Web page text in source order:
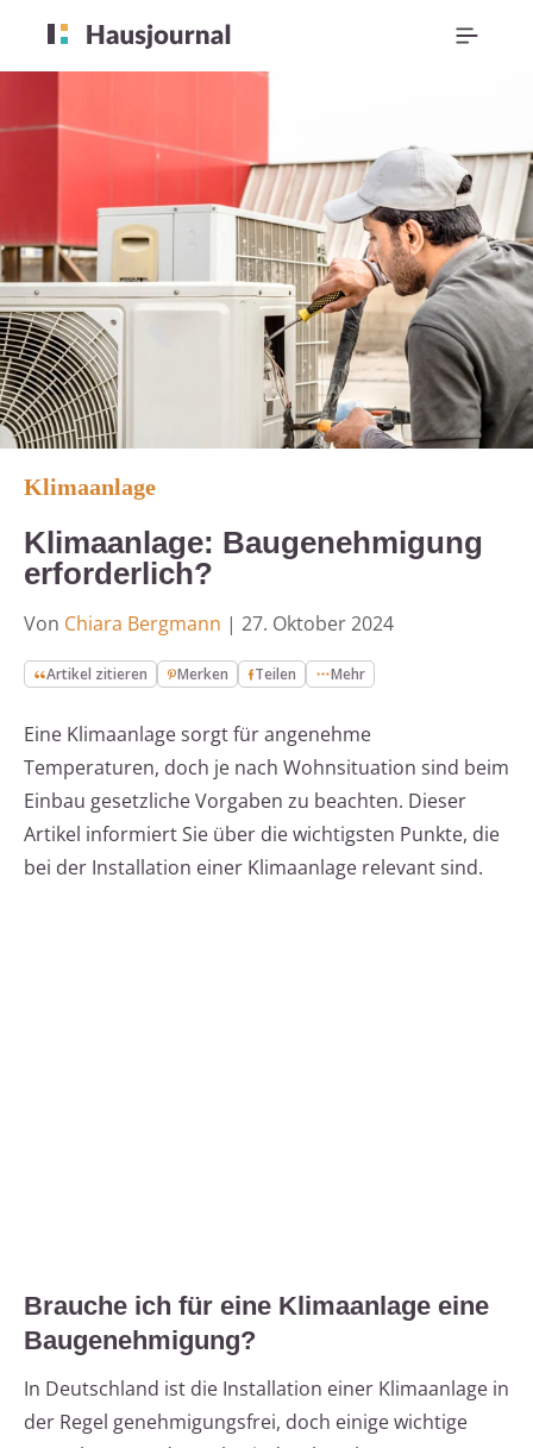
Klimaanlage
Klimaanlage: Baugenehmigung
erforderlich?
Von Chiara Bergmann | 27. Oktober 2024
Artikel zitieren Merken Teilen Mehr
Eine Klimaanlage sorgt für angenehme
Temperaturen, doch je nach Wohnsituation sind beim
Einbau gesetzliche Vorgaben zu beachten. Dieser
Artikel informiert Sie über die wichtigsten Punkte, die
bei der Installation einer Klimaanlage relevant sind.
Brauche ich für eine Klimaanlage eine
Baugenehmigung?
In Deutschland ist die Installation einer Klimaanlage in
der Regel genehmigungsfrei, doch einige wichtige